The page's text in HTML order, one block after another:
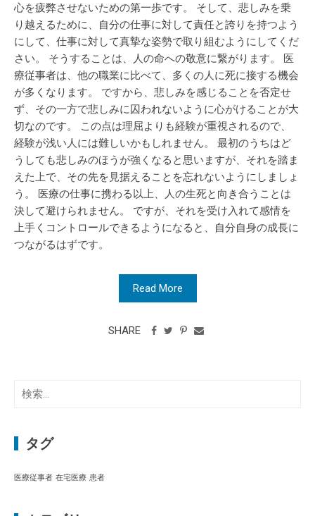
心を疲弊させないための第一歩です。 そして、悲しみを乗
り越えるために、自分の仕事に対して責任と誇りを持つよう
にして、仕事に対して真摯な姿勢で取り組むようにしてくだ
さい。 そうすることは、人の命への敬意に繋がります。 医
療従事者は、他の職業に比べて、多くの人に死に接する機会
が多くなります。 ですから、悲しみを感じることを否定せ
ず、その一方で悲しみに囚われないように心がけることが大
切なのです。 この点は理屈よりも経験が重視されるので、
経験が浅い人には難しいかもしれません。 最初のうちはど
うしても悲しみのほうが強くなると思いますが、それを踏ま
えた上で、その先を見据えることを忘れないようにしましょ
う。 医療の仕事に携わる以上、人の生死と向き合うことは
決して避けられません。 ですが、それを受け入れて感情を
上手くコントロールできるようになると、自分自身の成長に
つながるはずです。
Read More
SHARE
検
タグ
医療従事者 在宅医療 患者